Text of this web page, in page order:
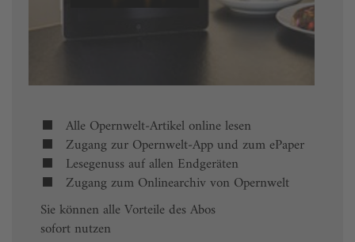
Alle Opernwelt-Artikel online lesen
Zugang zur Opernwelt-App und zum ePaper
Lesegenuss auf allen Endgeräten
Zugang zum Onlinearchiv von Opernwelt
Sie können alle Vorteile des Abos
sofort nutzen